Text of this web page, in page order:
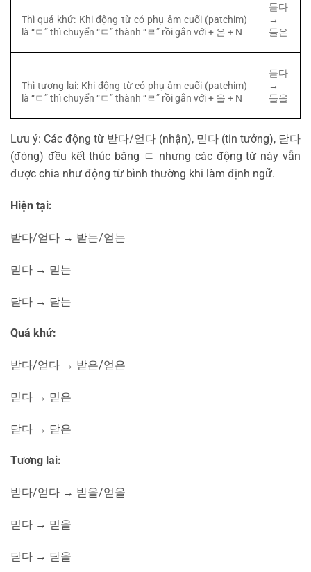
Thì quá khứ: Khi động từ có phụ âm cuối (patchim)
là “ㄷ” thì chuyển “ㄷ” thành “ㄹ” rồi gắn với + 은 + N
듣다
→
들은
Thì tương lai: Khi động từ có phụ âm cuối (patchim)
là “ㄷ” thì chuyển “ㄷ” thành “ㄹ” rồi gắn với + 을 + N
듣다
→
들을
Lưu ý: Các động từ 받다/얻다 (nhận), 믿다 (tin tưởng), 닫다
(đóng) đều kết thúc bằng ㄷ nhưng các động từ này vẫn
được chia như động từ bình thường khi làm định ngữ.
Hiện tại:
받다/얻다 → 받는/얻는
믿다 → 믿는
닫다 → 닫는
Quá khứ:
받다/얻다 → 받은/얻은
믿다 → 믿은
닫다 → 닫은
Tương lai:
받다/얻다 → 받을/얻을
믿다 → 믿을
닫다 → 닫을